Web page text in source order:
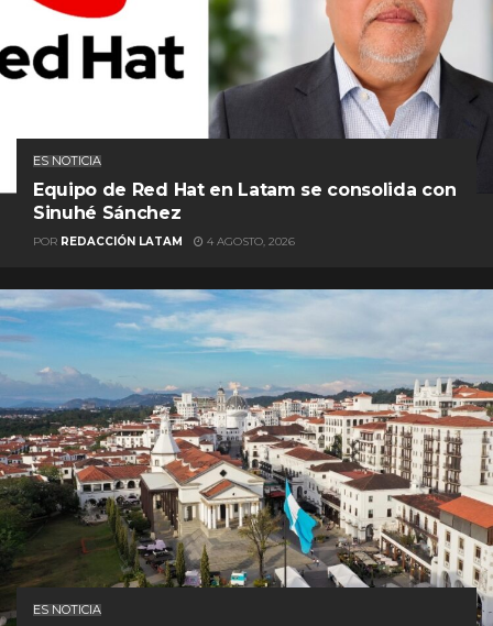
ES NOTICIA
Equipo de Red Hat en Latam se consolida con
Sinuhé Sánchez
POR REDACCIÓN LATAM 4 AGOSTO, 2026
ES NOTICIA